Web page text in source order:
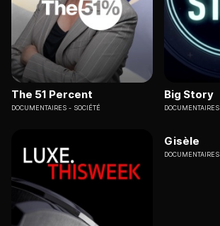
The 51 Percent
DOCUMENTAIRES SOCIÉTÉ
Big Story
DOCUMENTAIRES
Gisèle
DOCUMENTAIRES